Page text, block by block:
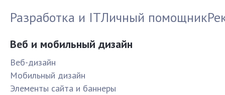
Разработка и ITЛичный помощник
Веб и мобильный дизайн
Веб-дизайн
Мобильный дизайн
Элементы сайта и баннеры